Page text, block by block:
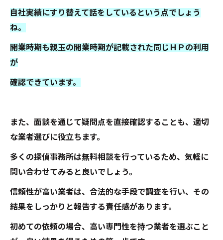
自社実績にすり替えて話をしているという点でしょう
ね。
開業時期も親玉の開業時期が記載された同じＨＰの利用
が
確認できています。
また、面談を通じて疑問点を直接確認することも、適切
な業者選びに役立ちます。
多くの探偵事務所は無料相談を行っているため、気軽に
問い合わせてみると良いでしょう。
信頼性が高い業者は、合法的な手段で調査を行い、その
結果をしっかりと報告する責任感があります。
初めての依頼の場合、高い専門性を持つ業者を選ぶこと